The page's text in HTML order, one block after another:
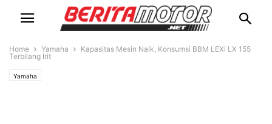
Home Yamaha
Kapasitas Mesin Naik, Konsumsi BBM LEXi LX 155
Terbilang Irit
Yamaha